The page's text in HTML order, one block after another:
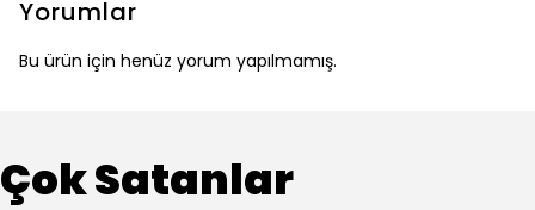
Yorumlar
Bu ürün için henüz yorum yapılmamış.
Çok Satanlar